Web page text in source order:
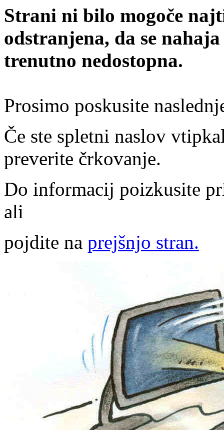
Strani ni bilo mogoče
odstranjena, da se
trenutno nedostopna.
Prosimo poskusite
Če ste spletni naslov
preverite črkovanje.
Do informacij poizkusite
ali
pojdite na prejšnjo stran.